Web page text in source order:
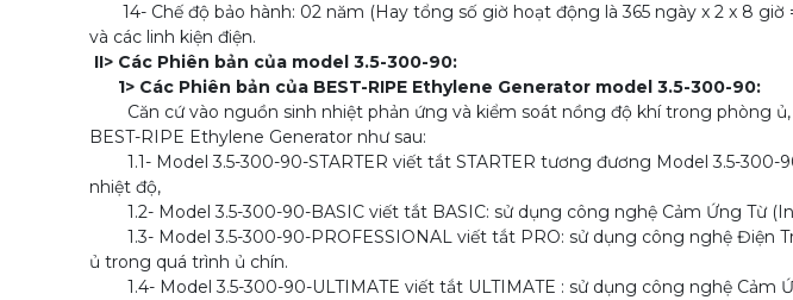
14- Chế độ bảo hành: 02 năm (Hay tổng số giờ hoạt động là 365 ngày x 2 x 8
và các linh kiện điện.
II> Các Phiên bản của model 3.5-300-90:
1> Các Phiên bản của BEST-RIPE Ethylene Generator model 3.5-300-90:
Căn cứ vào nguồn sinh nhiệt phản ứng và kiểm soát nồng độ khí trong phòng ủ,
BEST-RIPE Ethylene Generator như sau:
1.1- Model 3.5-300-90-STARTER viết tắt STARTER tương đương Model 3.5-
nhiệt độ,
1.2- Model 3.5-300-90-BASIC viết tắt BASIC: sử dụng công nghệ Cảm Ứng Từ
1.3- Model 3.5-300-90-PROFESSIONAL viết tắt PRO: sử dụng công nghệ Điện
ủ trong quá trình ủ chín.
1.4- Model 3.5-300-90-ULTIMATE viết tắt ULTIMATE : sử dụng công nghệ Cảm